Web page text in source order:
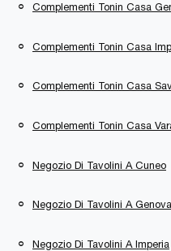
Complementi Tonin Casa
Complementi Tonin Casa
Complementi Tonin Casa
Complementi Tonin Casa
Negozio Di Tavolini A Cuneo
Negozio Di Tavolini A Genova
Negozio Di Tavolini A Imperia